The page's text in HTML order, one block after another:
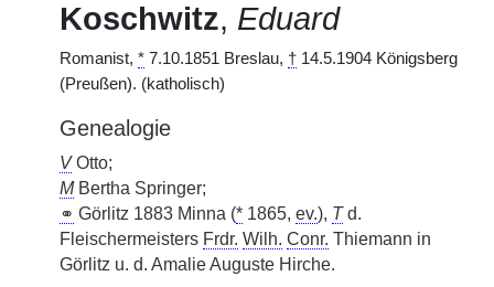
Koschwitz, Eduard
Romanist, * 7.10.1851 Breslau, † 14.5.1904 Königsberg
(Preußen). (katholisch)
Genealogie
VOtto;
MBertha Springer;
⚭ Görlitz 1883 Minna (* 1865, ev.), Td.
Fleischermeisters Frdr. Wilh. Conr. Thiemann in
Görlitz u. d. Amalie Auguste Hirche.